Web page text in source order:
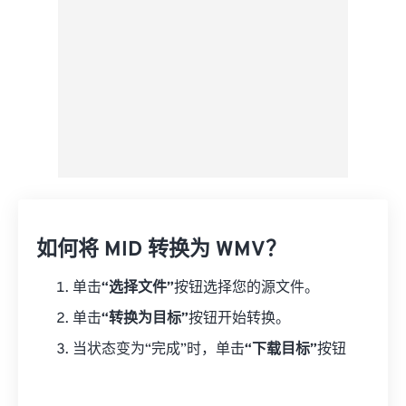
如何将 MID 转换为 WMV？
单击“选择文件”按钮选择您的源文件。
单击“转换为目标”按钮开始转换。
当状态变为“完成”时，单击“下载目标”按钮